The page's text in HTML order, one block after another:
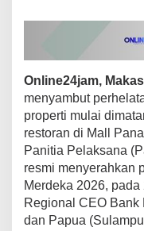
Online24jam,
menyambut
properti mulai
restoran di Mall
Panitia Pelaksana
resmi menyerahkan
Merdeka 2026,
Regional CEO
dan Papua